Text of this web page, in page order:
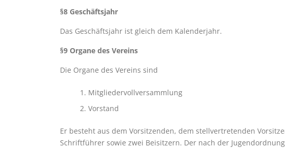
§8 Geschäftsjahr
Das Geschäftsjahr ist gleich dem Kalenderjahr.
§9 Organe des Vereins
Die Organe des Vereins sind
Mitgliedervollversammlung
Vorstand
Er besteht aus dem Vorsitzenden, dem stellvertretenden
Schriftführer sowie zwei Beisitzern. Der nach der